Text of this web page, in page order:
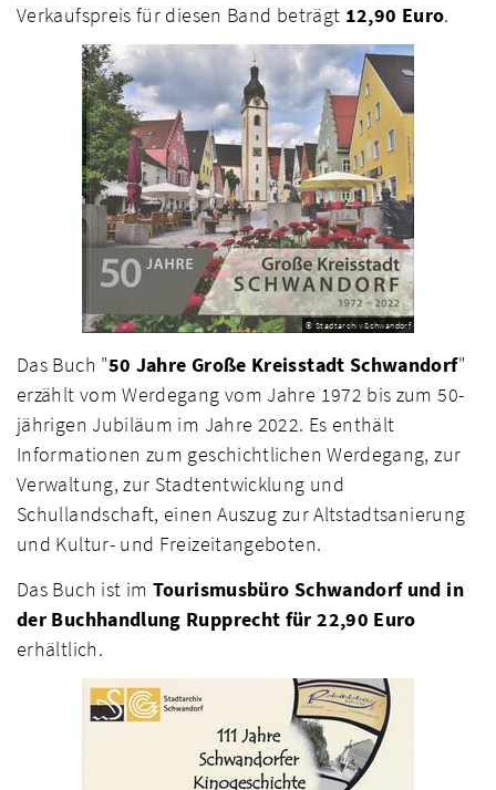
Verkaufspreis für diesen Band beträgt 12,90 Euro.
© Stadtarchiv Schwandorf
Das Buch "50 Jahre Große Kreisstadt Schwandorf"
erzählt vom Werdegang vom Jahre 1972 bis zum 50-
jährigen Jubiläum im Jahre 2022. Es enthält
Informationen zum geschichtlichen Werdegang, zur
Verwaltung, zur Stadtentwicklung und
Schullandschaft, einen Auszug zur Altstadtsanierung
und Kultur- und Freizeitangeboten.
Das Buch ist im Tourismusbüro Schwandorf und in
der Buchhandlung Rupprecht für 22,90 Euro
erhältlich.